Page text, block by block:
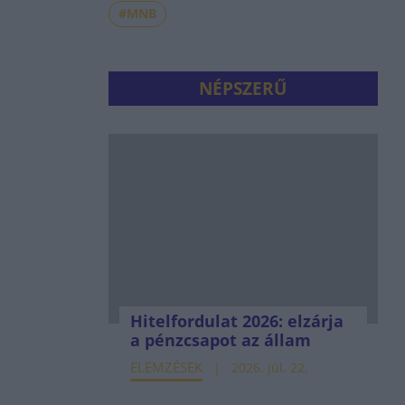
#MNB
NÉPSZERŰ
Hitelfordulat 2026: elzárja
a pénzcsapot az állam
ELEMZÉSEK 2026. júl. 22.